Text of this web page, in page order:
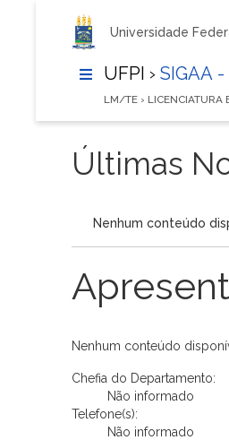
Universidade
UFPI › SIGAA
LM/TE › LICENCIATURA
Últimas
Nenhum conteúdo
Nenhum conteúdo
Chefia do Departamento:
Não informado
Telefone(s):
Não informado